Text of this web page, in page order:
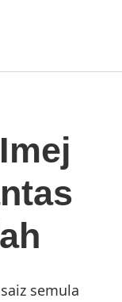
semula